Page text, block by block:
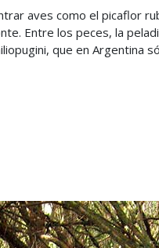
aves como el picaflor
Entre los peces, la
que en Argentina